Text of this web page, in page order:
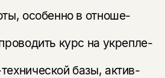
особенно в отноше-
курс на укрепле-
базы, актив-